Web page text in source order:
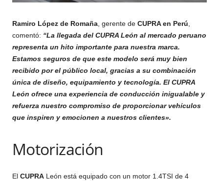
Ramiro López de Romaña , gerente de CUPRA en Perú
comentó: “La llegada del CUPRA León al mercado peruano
representa un hito importante para nuestra marca.
Estamos seguros de que este modelo será muy bien
recibido por el público local, gracias a su combinación
única de diseño, equipamiento y tecnología. El CUPRA
León ofrece una experiencia de conducción inigualable y
refuerza nuestro compromiso de proporcionar vehículos
que inspiren y emocionen a nuestros clientes».
Motorización
El CUPRA León está equipado con un motor 1.4TSI de 4